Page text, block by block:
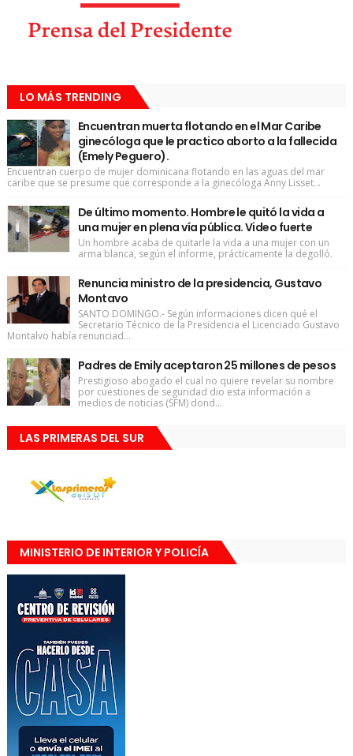
LO MÁS TRENDING
Encuentran muerta flotando en el Mar Caribe
ginecóloga que le practico aborto a la fallecida
(Emely Peguero).
Encuentran cuerpo de mujer dominicana flotando en las aguas del mar
caribe que se presume que corresponde a la ginecóloga Anny Lisset...
De último momento. Hombre le quitó la vida a
una mujer en plena vía pública. Video fuerte
Un hombre acaba de quitarle la vida a una mujer con un
arma blanca, según el informe, prácticamente la degolló.
Renuncia ministro de la presidencia, Gustavo
Montavo
SANTO DOMINGO.- Según informaciones dicen qué el
Secretario Técnico de la Presidencia el Licenciado Gustavo
Montalvo había renunciad...
Padres de Emily aceptaron 25 millones de pesos
Prestigioso abogado el cual no quiere revelar su nombre
por cuestiones de seguridad dio esta información a
medios de noticias (SFM) dond...
LAS PRIMERAS DEL SUR
MINISTERIO DE INTERIOR Y POLICÍA